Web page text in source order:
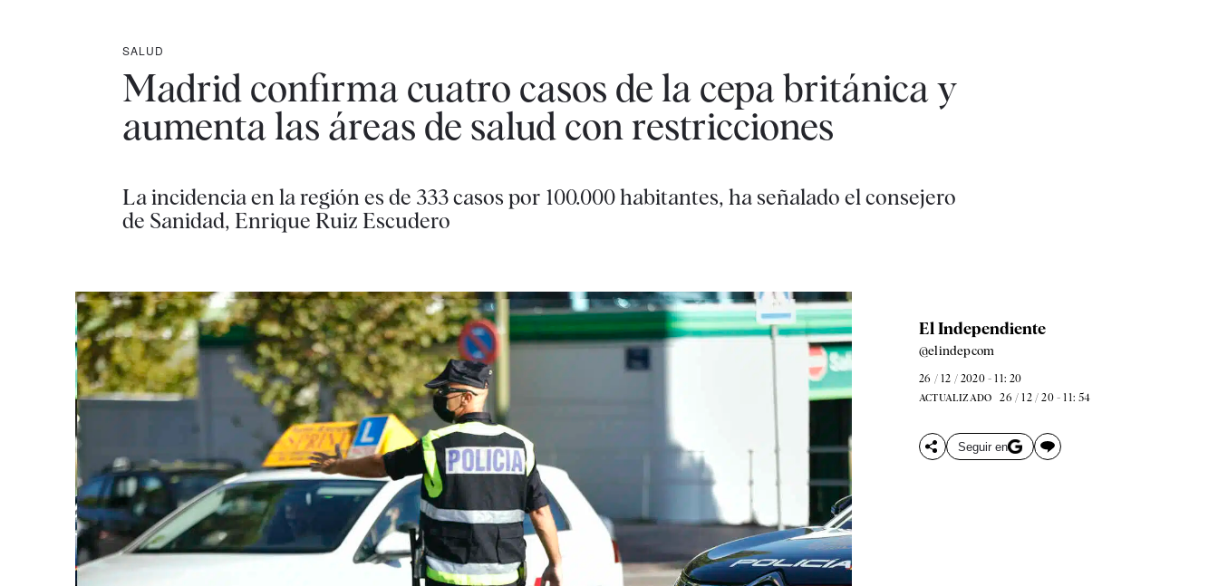
SALUD
Madrid confirma cuatro casos de la cepa británica y
aumenta las áreas de salud con restricciones
La incidencia en la región es de 333 casos por 100.000 habitantes, ha señalado el consejero
de Sanidad, Enrique Ruiz Escudero
El Independiente
@elindepcom
26 / 12 / 2020 - 11: 20
ACTUALIZADO 26 / 12 / 20 - 11: 54
Seguir en